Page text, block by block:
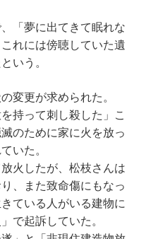
「夢に出てきて眠れな
れには傍聴していた遺
いう。
変更が求められた。
持って刺し殺した」こ
のために家に火を放っ
いた。
火したが、松枝さんは
、また致命傷にもなっ
ている人がいる建物に
で起訴していた。